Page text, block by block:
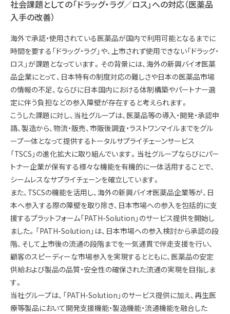
社会課題としての「ドラッグ・ラグ／ロス」への対応（医薬品
入手の改善）
海外で承認・使用されている医薬品が国内で利用可能となるまでに
時間を要する「ドラッグ・ラグ」や、上市されず使用できない「ドラッグ・
ロス」が課題となっています。その背景には、海外の新興バイオ医薬
品企業にとって、日本特有の制度対応の難しさや日本の医薬品市場
の情報の不足、ならびに日本国内における体制構築やパートナー選
定に伴う負担などの参入障壁が存在すると考えられます。
こうした課題に対し、当社グループは、医薬品等の導入・開発・承認申
請、製造から、物流・販売、市販後調査・ラストワンマイルまでをグル
ープ一体となって提供するトータルサプライチェーンサービス
「TSCS」の進化拡大に取り組んでいます。当社グループならびにパー
トナー企業が保有する様々な機能を有機的に一体活用することで、
シームレスなサプライチェーンを確立しています。
また、TSCSの機能を活用し、海外の新興バイオ医薬品企業等が、日
本へ参入する際の障壁を取り除き、日本市場への参入を包括的に支
援するプラットフォーム「PATH-Solution」のサービス提供を開始し
ました。「PATH-Solution」は、日本市場への参入検討から承認の段
階、そして上市後の流通の段階までを一気通貫で伴走支援を行い、
顧客のスピーディーな市場参入を実現するとともに、医薬品の安定
供給および製品の品質・安全性の確保された流通の実現を目指しま
す。
当社グループは、「PATH-Solution」のサービス提供に加え、再生医
療等製品において開発支援機能・製造機能・流通機能を融合した